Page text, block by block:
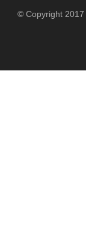
© Copyright 2017